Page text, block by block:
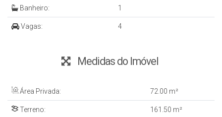
Banheiro: 1
Vagas: 4
Medidas do Imóvel
Área Privada: 72.00 m²
Terreno: 161 .50 m²